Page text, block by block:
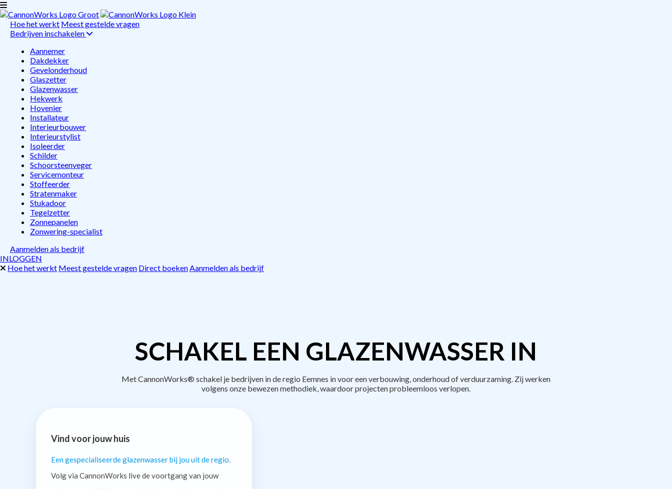
Hoe het werkt Meest gestelde vragen
Bedrijven inschakelen
Aannemer
Dakdekker
Gevelonderhoud
Glaszetter
Glazenwasser
Hekwerk
Hovenier
Installateur
Interieurbouwer
Interieurstylist
Isoleerder
Schilder
Schoorsteenveger
Servicemonteur
Stoffeerder
Stratenmaker
Stukadoor
Tegelzetter
Zonnepanelen
Zonwering-specialist
Aanmelden als bedrijf
INLOGGEN
Hoe het werkt Meest gestelde vragen Direct boekenAanmelden als bedrijf
SCHAKEL EEN GLAZENWASSER IN
Met CannonWorks® schakel je bedrijven in de regio Eemnes in voor een verbouwing, onderhoud of verduurzaming. Zij werken
volgens onze bewezen methodiek, waardoor projecten probleemloos verlopen.
Vind voor jouw huis
Een gespecialiseerde glazenwasser bij jou uit de regio.
Volg via CannonWorks live de voortgang van jouw